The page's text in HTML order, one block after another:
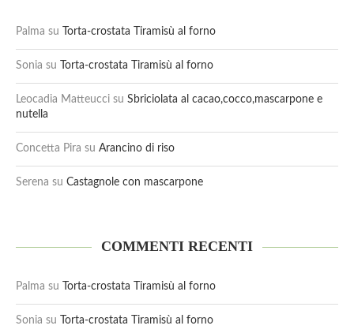
Palma su Torta-crostata Tiramisù al forno
Sonia su Torta-crostata Tiramisù al forno
Leocadia Matteucci su Sbriciolata al cacao,cocco,mascarpone e
nutella
Concetta Pira su Arancino di riso
Serena su Castagnole con mascarpone
COMMENTI RECENTI
Palma su Torta-crostata Tiramisù al forno
Sonia su Torta-crostata Tiramisù al forno